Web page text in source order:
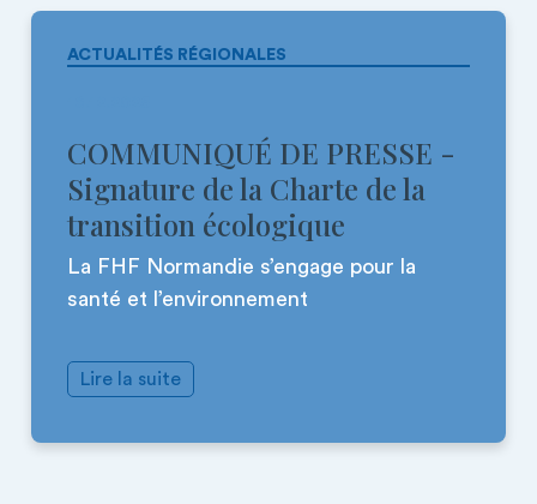
ACTUALITÉS RÉGIONALES
COMMUNIQUÉ DE PRESSE -
Signature de la Charte de la
transition écologique
La FHF Normandie s’engage pour la
santé et l’environnement
Lire la suite